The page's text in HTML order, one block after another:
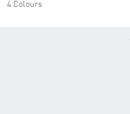
4 Colours